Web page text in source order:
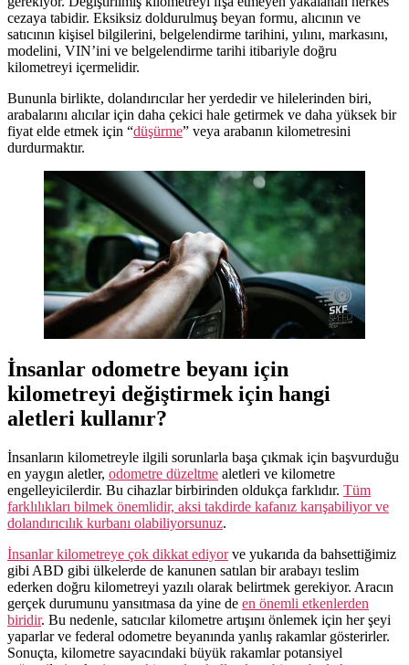
cezaya tabidir. Eksiksiz doldurulmuş beyan formu, alıcının ve
satıcının kişisel bilgilerini, belgelendirme tarihini, yılını, markasını,
modelini, VIN’ini ve belgelendirme tarihi itibariyle doğru
kilometreyi içermelidir.
Bununla birlikte, dolandırıcılar her yerdedir ve hilelerinden biri,
arabalarını alıcılar için daha çekici hale getirmek ve daha yüksek bir
fiyat elde etmek için “düşürme” veya arabanın kilometresini
durdurmaktır.
İnsanlar odometre beyanı için
kilometreyi değiştirmek için hangi
aletleri kullanır?
İnsanların kilometreyle ilgili sorunlarla başa çıkmak için başvurduğu
en yaygın aletler, odometre düzeltme aletleri ve kilometre
engelleyicilerdir. Bu cihazlar birbirinden oldukça farklıdır. Tüm
farklılıkları bilmek önemlidir, aksi takdirde kafanız karışabiliyor ve
dolandırıcılık kurbanı olabiliyorsunuz.
İnsanlar kilometreye çok dikkat ediyorve yukarıda da bahsettiğimiz
gibi ABD gibi ülkelerde de kanunen satılan bir arabayı teslim
ederken doğru kilometreyi yazılı olarak belirtmek gerekiyor. Aracın
gerçek durumunu yansıtmasa da yine de en önemli etkenlerden
biridir. Bu nedenle, satıcılar kilometre artışını önlemek için her şeyi
yaparlar ve federal odometre beyanında yanlış rakamlar gösterirler.
Sonuçta, kilometre sayacındaki büyük rakamlar potansiyel